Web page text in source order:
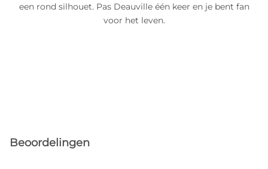
een rond silhouet. Pas Deauville één keer en je bent fan
voor het leven.
Beoordelingen